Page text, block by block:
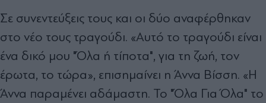
Σε συνεντεύξεις τους και οι δύο αναφέρθηκαν
στο νέο τους τραγούδι. «Αυτό το τραγούδι είναι
ένα δικό μου "Όλα ή τίποτα", για τη ζωή, τον
έρωτα, το τώρα», επισημαίνει η Άννα Βίσση. «Η
Άννα παραμένει αδάμαστη. Το "Όλα Για Όλα" το